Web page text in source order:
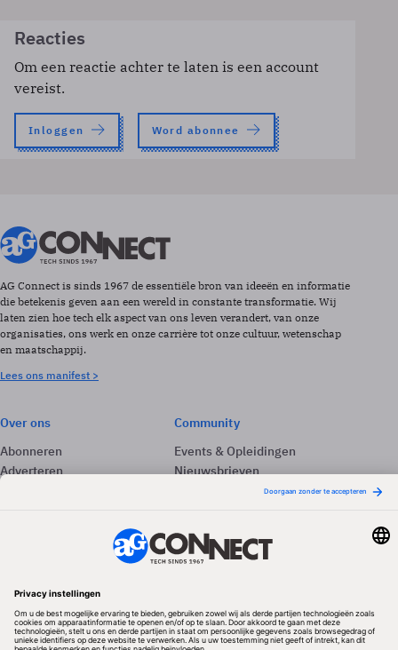
Reacties
Om een reactie achter te laten is een account
vereist.
Inloggen Word abonnee
AG Connect is sinds 1967 de essentiële bron van ideeën en informatie
die betekenis geven aan een wereld in constante transformatie. Wij
laten zien hoe tech elk aspect van ons leven verandert, van onze
organisaties, ons werk en onze carrière tot onze cultuur, wetenschap
en maatschappij.
Lees ons manifest >
Over ons
Abonneren
Adverteren
Community
Events & Opleidingen
Nieuwsbrieven
Volg ons